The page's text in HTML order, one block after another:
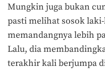
Mungkin juga bukan
pasti melihat sosok
memandangnya lebih
Lalu, dia
terakhir kali berjumpa